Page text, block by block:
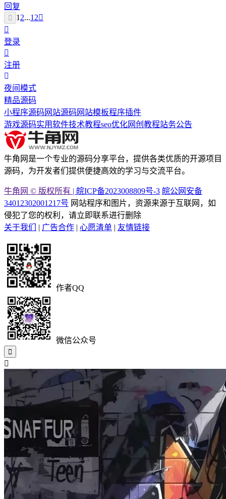
回复
1 2...12
登录
注册
夜间模式
精品源码
小程序源码 网站源码 网站模板程序插件
游戏源码实用软件技术教程seo优化网创教程站务公告
牛角网是一个专业的源码分享平台，提供各类优质的开源项目
源码，为开发者们提供便捷高效的学习与交流平台。
牛角网 © 版权所有 | 皖ICP备2023008809号-3 皖公网安备
34012302001217号 网站程序和图片，资源来源于互联网，如
侵犯了您的权利，请立即联系进行删除
关于我们
| 广告合作 | 心愿清单 | 友情链接
作者QQ
微信公众号